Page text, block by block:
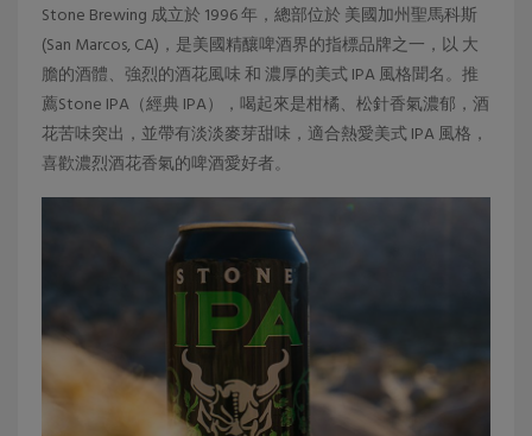
Stone Brewing 成立於 1996 年，總部位於 美國加州聖馬科斯
(San Marcos, CA)，是美國精釀啤酒界的指標品牌之一，以 大
膽的酒體、強烈的酒花風味 和 濃厚的美式 IPA 風格聞名。推
薦Stone IPA（經典 IPA），喝起來是柑橘、松針香氣濃郁，酒
花苦味突出，並帶有淡淡麥芽甜味，適合熱愛美式 IPA 風格，
喜歡濃烈酒花香氣的啤酒愛好者。